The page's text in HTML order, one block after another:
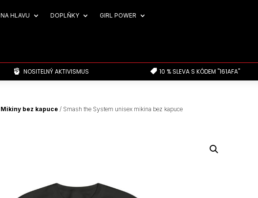
NA HLAVU DOPLŇKY GIRL POWER
 NOSITELNÝ AKTIVISMUS  10 % SLEVA S KÓDEM "161AFA"
Mikiny bez kapuce / Smash the System unisex mikina bez kapuce